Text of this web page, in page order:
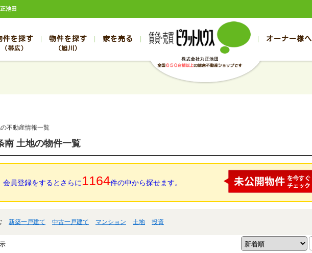
池田
件を探す
（帯広）
売買
帯広の中古マンション
物件を探す
（旭川）
売買
旭川の中古マンション
家を売る オーナー様へ
スタッフブログ お客様の声
売却のお問合せ 入居者様ページ
不動産情報一覧
南 土地の物件一覧
会員登録をするとさらに 1164件の中から探せます。
新築一戸建て 中古一戸建て マンション 土地 投資